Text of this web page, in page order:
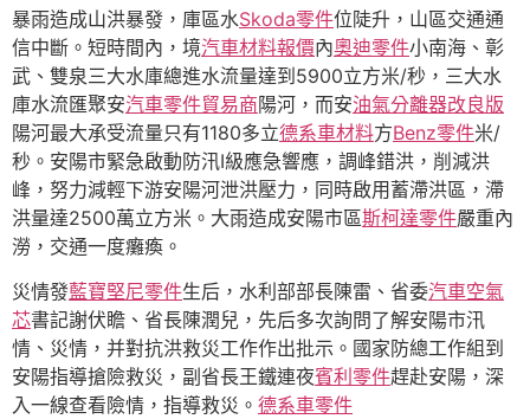
暴雨造成山洪暴發，庫區水Skoda零件位陡升，山區交通通
信中斷。短時間內，境汽車材料報價內奧迪零件小南海、彰
武、雙泉三大水庫總進水流量達到5900立方米/秒，三大水
庫水流匯聚安汽車零件貿易商陽河，而安油氣分離器改良版
陽河最大承受流量只有1180多立德系車材料方Benz零件米/
秒。安陽市緊急啟動防汛Ⅰ級應急響應，調峰錯洪，削減洪
峰，努力減輕下游安陽河泄洪壓力，同時啟用蓄滯洪區，滯
洪量達2500萬立方米。大雨造成安陽市區斯柯達零件嚴重內
澇，交通一度癱瘓。
災情發藍寶堅尼零件生后，水利部部長陳雷、省委汽車空氣
芯書記謝伏瞻、省長陳潤兒，先后多次詢問了解安陽市汛
情、災情，并對抗洪救災工作作出批示。國家防總工作組到
安陽指導搶險救災，副省長王鐵連夜賓利零件趕赴安陽，深
入一線查看險情，指導救災。 德系車零件